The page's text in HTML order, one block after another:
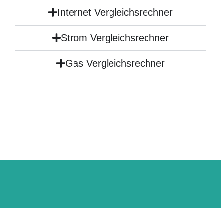
Internet Vergleichsrechner
Strom Vergleichsrechner
Gas Vergleichsrechner